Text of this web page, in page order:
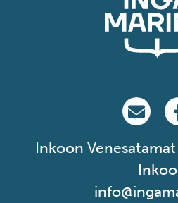
vidarebefordrar även sådana
information från din enhet till de
annons- och analysföretag som
Dessa kan i sin tur kombinera
Ingå
Inkoon Venesatamat
Inkoo